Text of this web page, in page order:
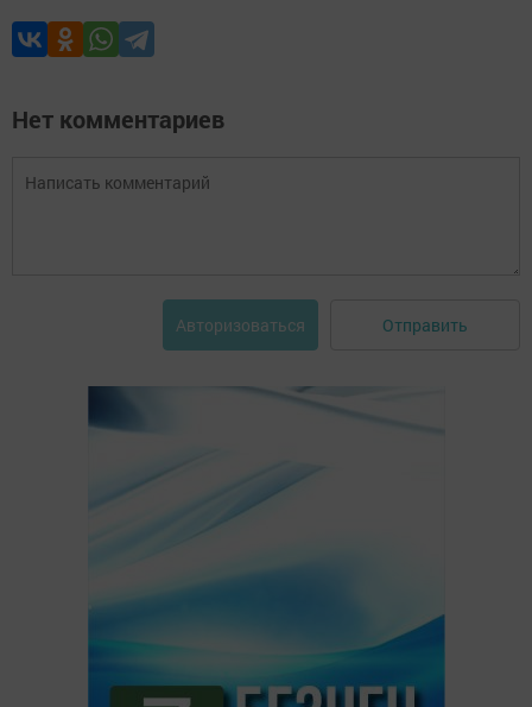
Нет комментариев
Авторизоваться Отправить